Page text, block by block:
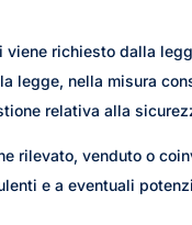
richiesto dalla
legge, nella misura
relativa alla
rilevato, venduto o
e a eventuali